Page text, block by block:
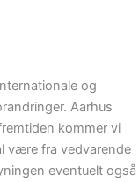
og
Aarhus
kommer vi
være fra vedvarende
eventuelt også